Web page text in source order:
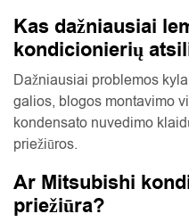
Kas dažniausiai
kondicionierių
Dažniausiai problemos
galios, blogos montavimo
kondensato nuvedimo
priežiūros.
Ar Mitsubishi
priežiūra?